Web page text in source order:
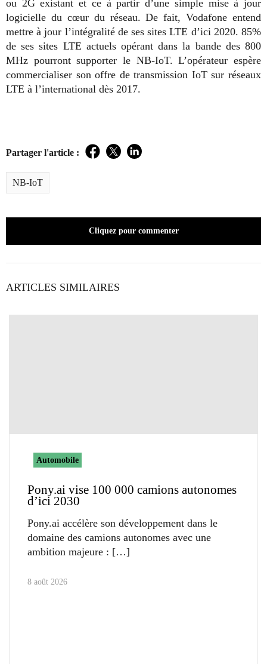
ou 2G existant et ce à partir d’une simple mise à jour
logicielle du cœur du réseau. De fait, Vodafone entend
mettre à jour l’intégralité de ses sites LTE d’ici 2020. 85%
de ses sites LTE actuels opérant dans la bande des 800
MHz pourront supporter le NB-IoT. L’opérateur espère
commercialiser son offre de transmission IoT sur réseaux
LTE à l’international dès 2017.
Partager l'article : Facebook
TwitterLinkedIn
NB-IoT
Cliquez pour commenter
ARTICLES SIMILAIRES
Automobile
Pony.ai vise 100 000 camions autonomes
d’ici 2030
Pony.ai accélère son développement dans le
domaine des camions autonomes avec une
ambition majeure :
8 août 2026